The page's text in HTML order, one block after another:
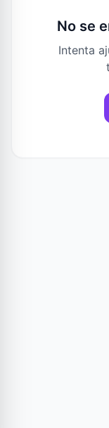
No se
Intenta